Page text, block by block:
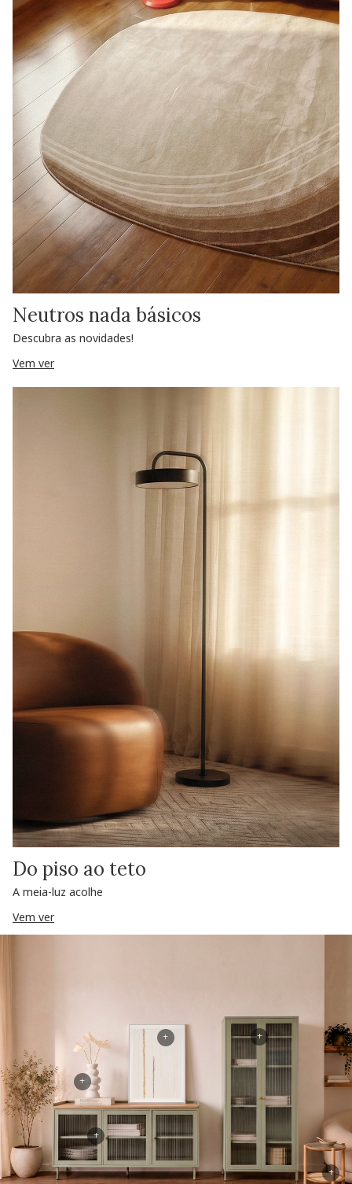
Neutros nada básicos
Descubra as novidades!
Vem ver
Do piso ao teto
A meia-luz acolhe
Vem ver
+
+
+
+
+